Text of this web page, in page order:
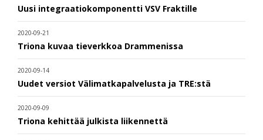
Uusi integraatiokomponentti VSV Fraktille
2020-09-21
Triona kuvaa tieverkkoa Drammenissa
2020-09-14
Uudet versiot Välimatkapalvelusta ja TRE:stä
2020-09-09
Triona kehittää julkista liikennettä